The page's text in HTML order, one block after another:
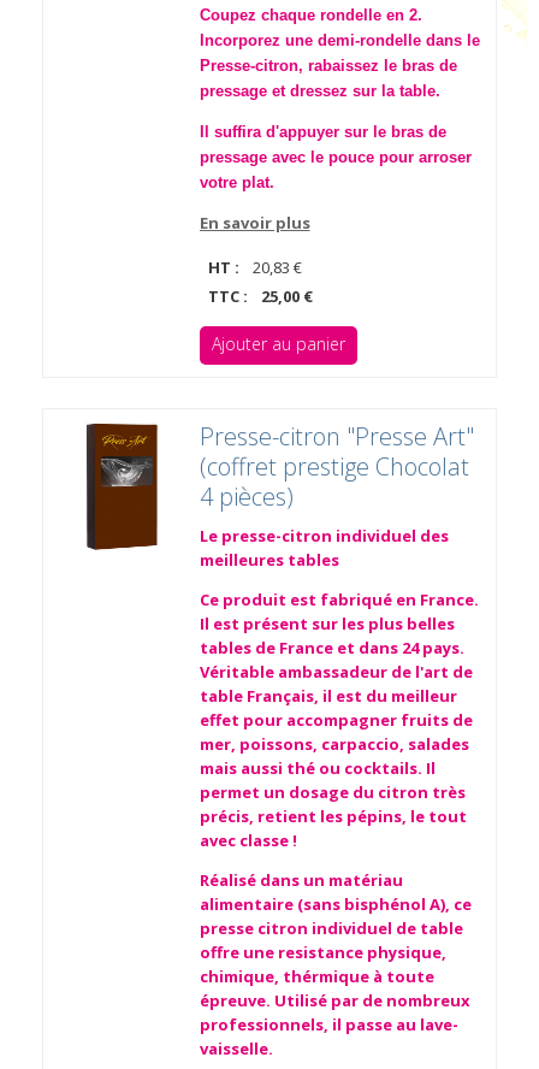
Coupez chaque rondelle en 2.
Incorporez une demi-rondelle dans le
Presse-citron, rabaissez le bras de
pressage et dressez sur la table.
Il suffira d'appuyer sur le bras de
pressage avec le pouce pour arroser
votre plat.
En savoir plus
HT :
20,83 €
TTC :
25,00 €
Ajouter au panier
Presse-citron "Presse Art"
(coffret prestige Chocolat
4 pièces)
Le presse-citron individuel des
meilleures tables
Ce produit est fabriqué en France.
Il est présent sur les plus belles
tables de France et dans 24 pays.
Véritable ambassadeur de l'art de
table Français, il est du meilleur
effet pour accompagner fruits de
mer, poissons, carpaccio, salades
mais aussi thé ou cocktails. Il
permet un dosage du citron très
précis, retient les pépins, le tout
avec classe !
Réalisé dans un matériau
alimentaire (sans bisphénol A), ce
presse citron individuel de table
offre une resistance physique,
chimique, thérmique à toute
épreuve. Utilisé par de nombreux
professionnels, il passe au lave-
vaisselle.